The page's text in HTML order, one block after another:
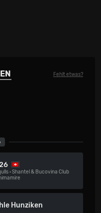
Fehlt etwas?
·Shantel & Bucovina Club
Hunziken